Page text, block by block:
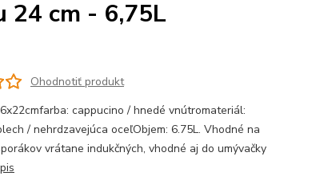
24 cm - 6,75L
Ohodnotiť produkt
cappucino / hnedé vnútromateriál:
/ nehrdzavejúca oceľObjem: 6.75L. Vhodné na
vrátane indukčných, vhodné aj do umývačky